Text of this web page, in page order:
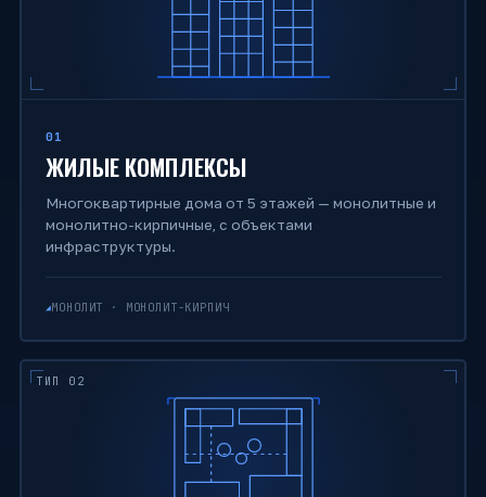
01
ЖИЛЫЕ КОМПЛЕКСЫ
Многоквартирные дома от 5 этажей — монолитные и
монолитно-кирпичные, с объектами
инфраструктуры.
МОНОЛИТ · МОНОЛИТ-КИРПИЧ
ТИП 02